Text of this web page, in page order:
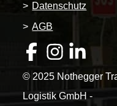
> Datenschutz
> AGB
© 2025 Nothegger
Logistik GmbH -